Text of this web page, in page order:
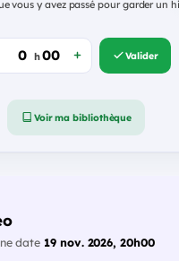
vous y avez passé pour garder un
h Valider
Voir ma bibliothèque
date 19 nov. 2026, 20h00